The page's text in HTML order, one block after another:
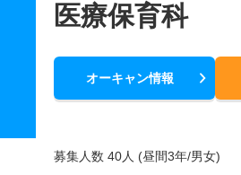
医療保育科
オーキャン情報
募集人数 40人 (昼間3年/男女)